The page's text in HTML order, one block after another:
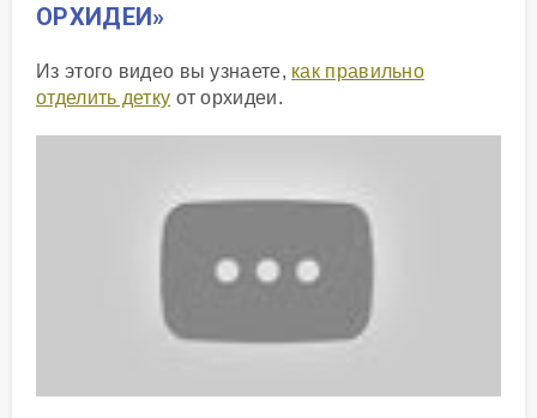
ОРХИДЕИ»
Из этого видео вы узнаете, как правильно
отделить детку от орхидеи.